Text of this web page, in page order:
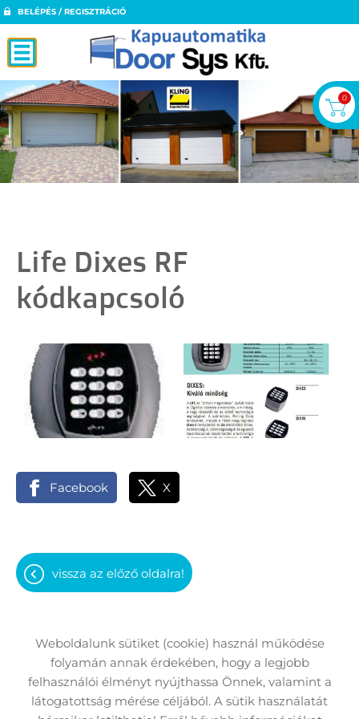
BELÉPÉS / REGISZTRÁCIÓ
0
Life Dixes RF
kódkapcsoló
Facebook X
vissza az előző oldalra!
Oldal információk
Adatkezelési tájékoztató
ÁSZF
Impresszum Elállási nyilatkozat
Weboldalunk sütiket (cookie) használ működése
folyamán annak érdekében, hogy a legjobb
felhasználói élményt nyújthassa Önnek, valamint a
látogatottság mérése céljából. A sütik használatát